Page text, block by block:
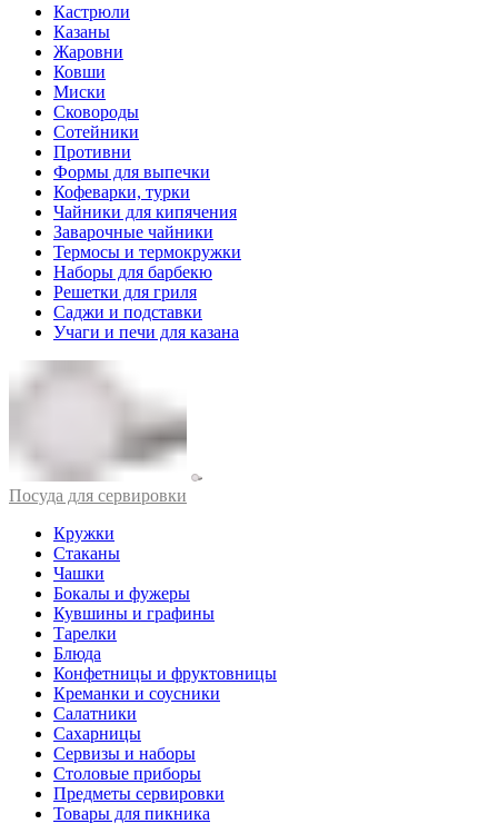
Кастрюли
Казаны
Жаровни
Ковши
Миски
Сковороды
Сотейники
Противни
Формы для выпечки
Кофеварки, турки
Чайники для кипячения
Заварочные чайники
Термосы и термокружки
Наборы для барбекю
Решетки для гриля
Саджи и подставки
Учаги и печи для казана
Посуда для сервировки
Кружки
Стаканы
Чашки
Бокалы и фужеры
Кувшины и графины
Тарелки
Блюда
Конфетницы и фруктовницы
Креманки и соусники
Салатники
Сахарницы
Сервизы и наборы
Столовые приборы
Предметы сервировки
Товары для пикника